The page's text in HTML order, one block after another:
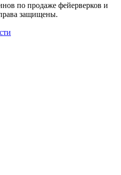
по продаже фейерверков и
защищены.